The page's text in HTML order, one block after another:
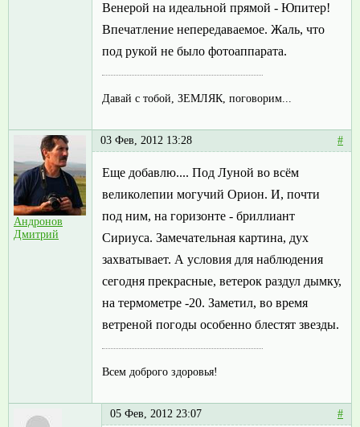
Венерой на идеальной прямой - Юпитер!
Впечатление непередаваемое. Жаль, что
под рукой не было фотоаппарата.
Давай с тобой, ЗЕМЛЯК, поговорим...
Андронов
Дмитрий
03 Фев, 2012 13:28 #
Еще добавлю.... Под Луной во всём
великолепии могучий Орион. И, почти
под ним, на горизонте - бриллиант
Сириуса. Замечательная картина, дух
захватывает. А условия для наблюдения
сегодня прекрасные, ветерок раздул дымку,
на термометре -20. Заметил, во время
ветреной погоды особенно блестят звезды.
Всем доброго здоровья!
05 Фев, 2012 23:07 #